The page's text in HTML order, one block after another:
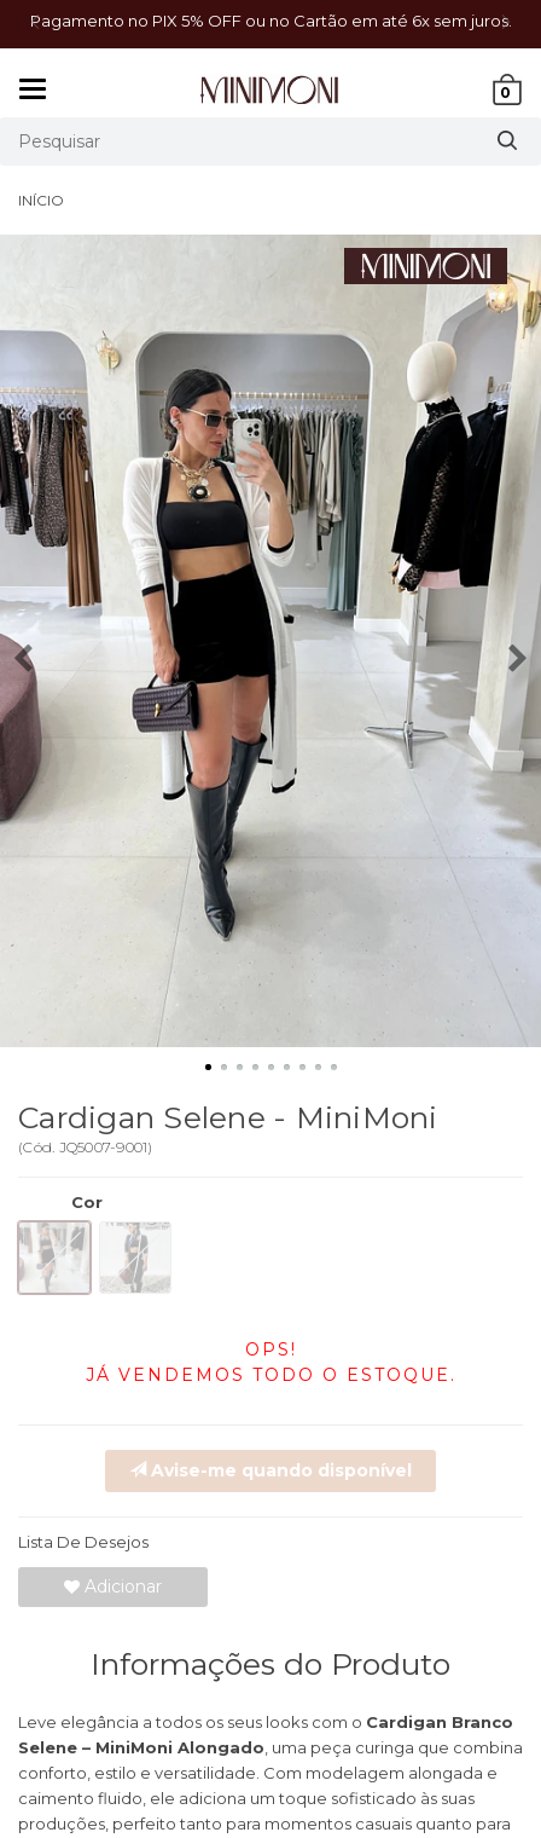
Pagamento no PIX 5% OFF ou no Cartão em até 6x sem juros.
0
INÍCIO
Cardigan Selene - MiniMoni
(Cód. JQ5007-9001)
Cor
OPS!
JÁ VENDEMOS TODO O ESTOQUE.
Avise-me quando disponível
Lista De Desejos
Adicionar
Informações do Produto
Leve elegância a todos os seus looks com o Cardigan Branco
Selene – MiniMoni Alongado, uma peça curinga que combina
conforto, estilo e versatilidade. Com modelagem alongada e
caimento fluido, ele adiciona um toque sofisticado às suas
produções, perfeito tanto para momentos casuais quanto para